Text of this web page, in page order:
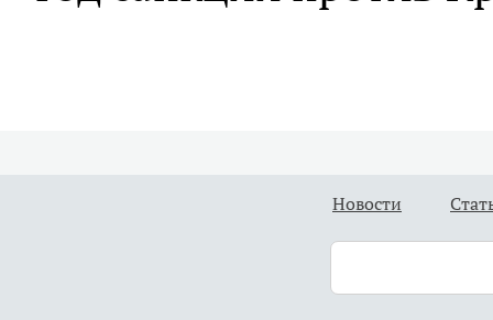
Новости